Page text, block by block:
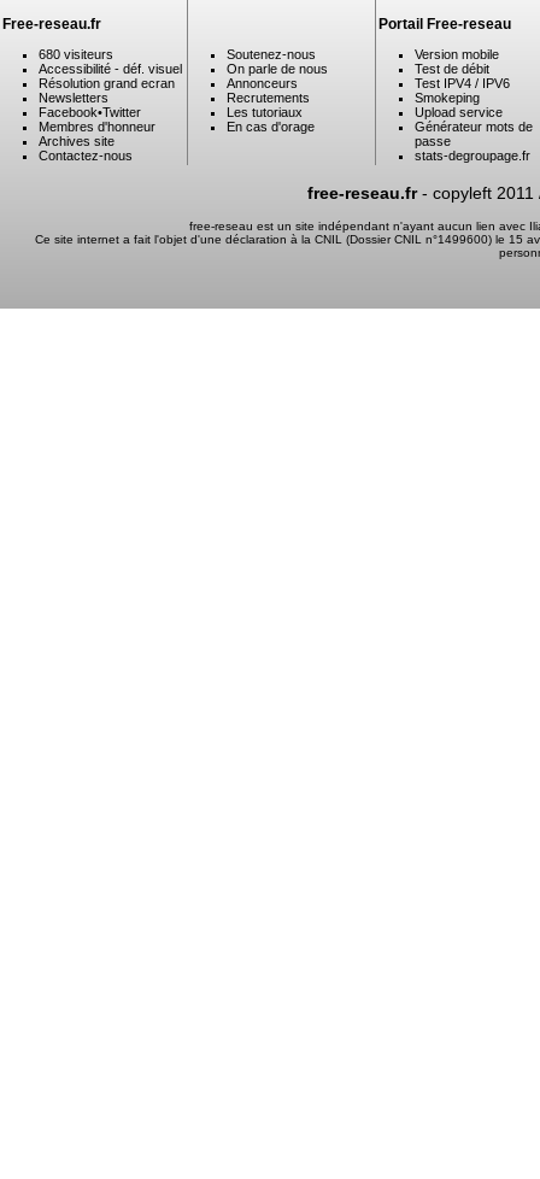
Free-reseau.fr
680 visiteurs
Accessibilité - déf. visuel
Résolution grand ecran
Newsletters
Facebook•Twitter
Membres d'honneur
Archives site
Contactez-nous
Soutenez-nous
On parle de nous
Annonceurs
Recrutements
Les tutoriaux
En cas d'orage
Portail Free-reseau
Version mobile
Test de débit
Test IPV4 / IPV6
Smokeping
Upload service
Générateur mots de
passe
stats-degroupage.fr
free-reseau.fr- copyleft 2011
free-reseau est un site indépendant n'ayant aucun lien avec
Ce site internet a fait l'objet d'une déclaration à la CNIL (Dossier CNIL n°1499600) le 15